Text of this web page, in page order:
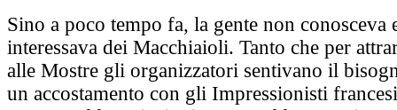
Sino a poco tempo fa, la gente non conosceva
interessava dei Macchiaioli. Tanto che per
alle Mostre gli organizzatori sentivano il
un accostamento con gli Impressionisti